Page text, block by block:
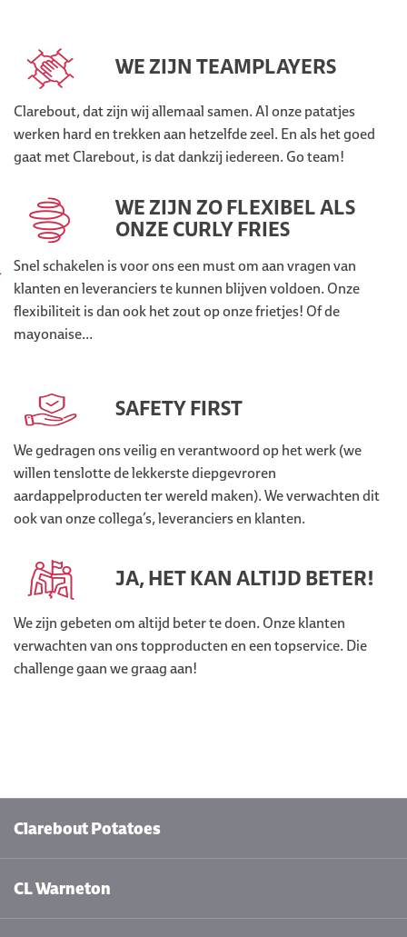
WE ZIJN TEAMPLAYERS
Clarebout, dat zijn wij allemaal samen. Al onze patatjes
werken hard en trekken aan hetzelfde zeel. En als het goed
gaat met Clarebout, is dat dankzij iedereen. Go team!
WE ZIJN ZO FLEXIBEL ALS
ONZE CURLY FRIES
Snel schakelen is voor ons een must om aan vragen van
klanten en leveranciers te kunnen blijven voldoen. Onze
flexibiliteit is dan ook het zout op onze frietjes! Of de
mayonaise...
SAFETY FIRST
We gedragen ons veilig en verantwoord op het werk (we
willen tenslotte de lekkerste diepgevroren
aardappelproducten ter wereld maken). We verwachten dit
ook van onze collega’s, leveranciers en klanten.
JA, HET KAN ALTIJD BETER!
We zijn gebeten om altijd beter te doen. Onze klanten
verwachten van ons topproducten en een topservice. Die
challenge gaan we graag aan!
Clarebout Potatoes
CL Warneton